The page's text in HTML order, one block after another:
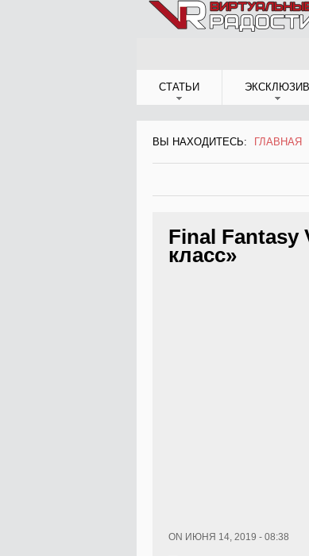
СТАТЬИ ЭКСКЛЮЗИВ
ВЫ НАХОДИТЕСЬ:
ВЫ НАХОДИТЕСЬ
ГЛАВНАЯ
Final Fantasy
класс»
ON ИЮНЯ 14, 2019 - 08:38